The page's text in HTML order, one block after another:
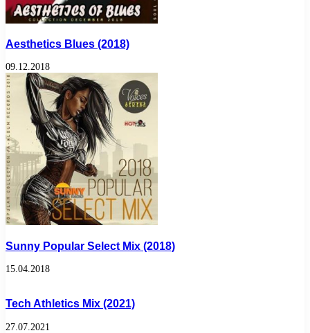
Aesthetiсs Blues (2018)
09.12.2018
Sunny Popular Select Mix (2018)
15.04.2018
Tech Athletics Mix (2021)
27.07.2021